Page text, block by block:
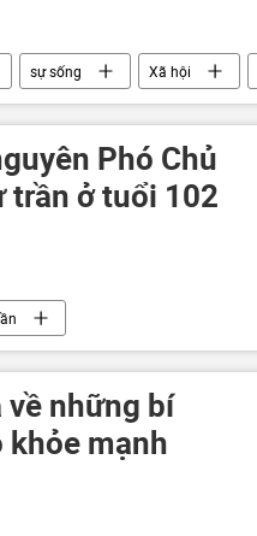
sự sống Xã hội
Phó Chủ
trần ở tuổi 102
về những bí
mạnh